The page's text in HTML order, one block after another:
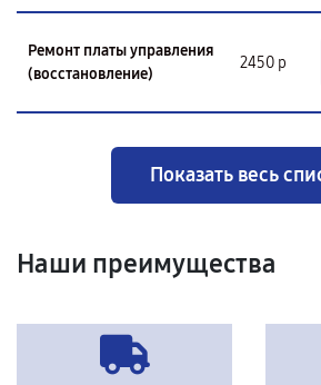
Ремонт платы управления
(восстановление)
2450 р
Показать весь
Наши преимущества